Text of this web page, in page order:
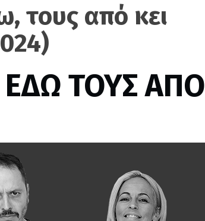
τους από κει
ΤΟΥΣ ΑΠΟ